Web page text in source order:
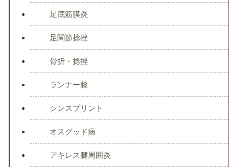
足底筋膜炎
足関節捻挫
骨折・捻挫
ランナー膝
シンスプリント
オスグッド病
アキレス腱周囲炎